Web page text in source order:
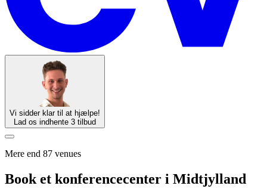
Vi sidder klar til at hjælpe!
Lad os indhente 3 tilbud
Mere end 87 venues
Book et konferencecenter i Midtjylland